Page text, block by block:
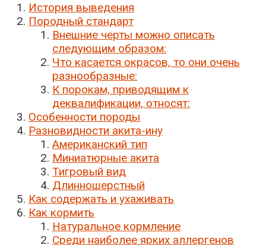
История выведения
Породный стандарт
Внешние черты можно описать
следующим образом:
Что касается окрасов, то они очень
разнообразные:
К порокам, приводящим к
деквалификации, относят:
Особенности породы
Разновидности акита-ину
Американский тип
Миниатюрные акита
Тигровый вид
Длинношерстный
Как содержать и ухаживать
Как кормить
Натуральное кормление
Среди наиболее ярких аллергенов